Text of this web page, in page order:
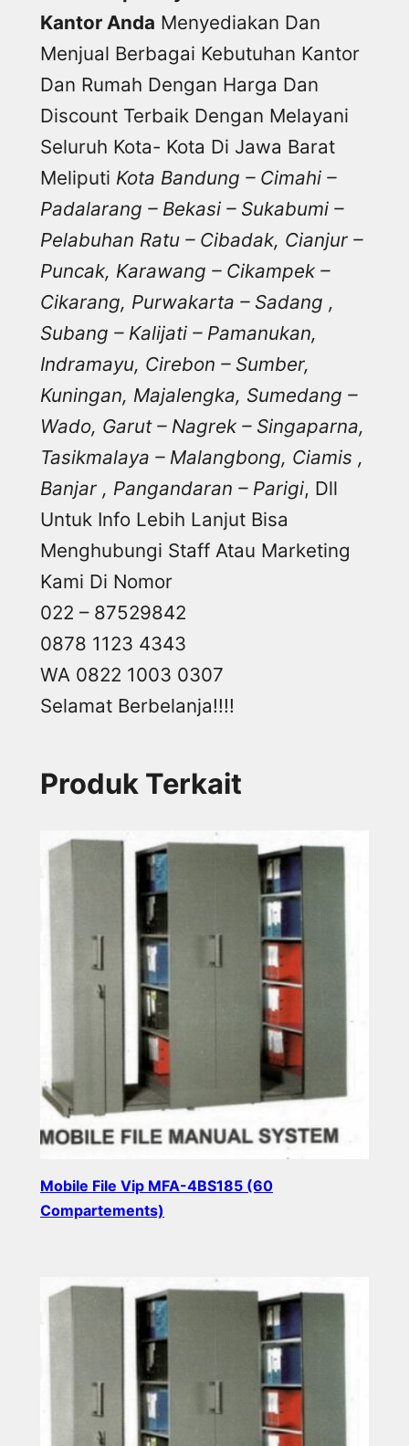
Kantor Anda Menyediakan Dan
Menjual Berbagai Kebutuhan Kantor
Dan Rumah Dengan Harga Dan
Discount Terbaik Dengan Melayani
Seluruh Kota- Kota Di Jawa Barat
Meliputi Kota Bandung – Cimahi –
Padalarang – Bekasi – Sukabumi –
Pelabuhan Ratu – Cibadak, Cianjur –
Puncak, Karawang – Cikampek –
Cikarang, Purwakarta – Sadang ,
Subang – Kalijati – Pamanukan,
Indramayu, Cirebon – Sumber,
Kuningan, Majalengka, Sumedang –
Wado, Garut – Nagrek – Singaparna,
Tasikmalaya – Malangbong, Ciamis ,
Banjar , Pangandaran – Parigi, Dll
Untuk Info Lebih Lanjut Bisa
Menghubungi Staff Atau Marketing
Kami Di Nomor
022 – 87529842
0878 1123 4343
WA 0822 1003 0307
Selamat Berbelanja!!!!
Produk Terkait
Mobile File Vip MFA-4BS185 (60
Compartements)